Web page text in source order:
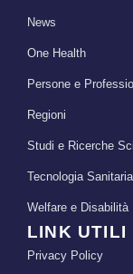
News
One Health
Persone e
Regioni
Studi e Ricerche
Tecnologia Sanitaria
Welfare e Disabilità
LINK UTILI
Privacy Policy